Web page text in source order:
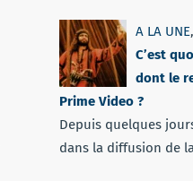
A LA UNE,
C’est
dont le
Prime Video ?
Depuis quelques
dans la diffusion de